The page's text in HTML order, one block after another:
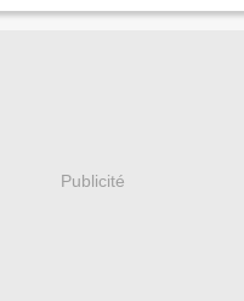
Publicité